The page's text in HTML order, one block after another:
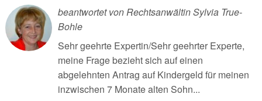
beantwortet von Rechtsanwältin Sylvia True-
Bohle
Sehr geehrte Expertin/Sehr geehrter Experte,
meine Frage bezieht sich auf einen
abgelehnten Antrag auf Kindergeld für meinen
inzwischen 7 Monate alten Sohn...